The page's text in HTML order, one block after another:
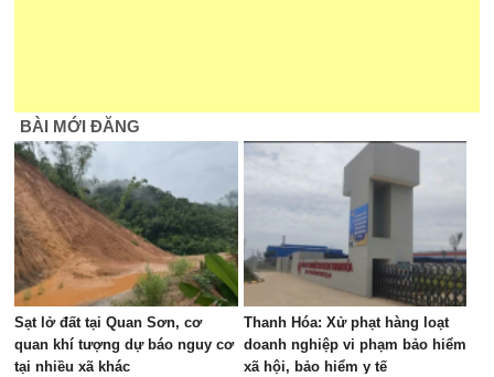
BÀI MỚI ĐĂNG
Sạt lở đất tại Quan Sơn, cơ
quan khí tượng dự báo nguy cơ
tại nhiều xã khác
Thanh Hóa: Xử phạt hàng loạt
doanh nghiệp vi phạm bảo hiểm
xã hội, bảo hiểm y tế